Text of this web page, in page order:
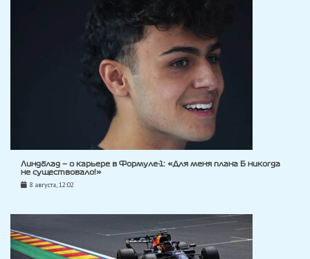
Линдблад — о карьере в Формуле-1: «Для меня плана Б никогда
не существовало!»
8 августа, 12:02